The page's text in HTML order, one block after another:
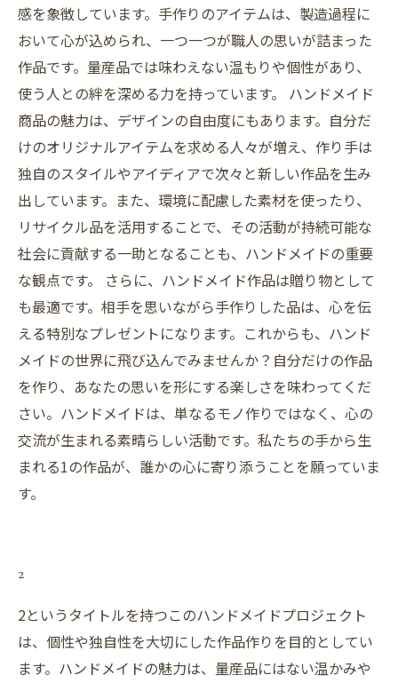
感を象徴しています。手作りのアイテムは、製造過程に
おいて心が込められ、一つ一つが職人の思いが詰まった
作品です。量産品では味わえない温もりや個性があり、
使う人との絆を深める力を持っています。 ハンドメイド
商品の魅力は、デザインの自由度にもあります。自分だ
けのオリジナルアイテムを求める人々が増え、作り手は
独自のスタイルやアイディアで次々と新しい作品を生み
出しています。また、環境に配慮した素材を使ったり、
リサイクル品を活用することで、その活動が持続可能な
社会に貢献する一助となることも、ハンドメイドの重要
な観点です。 さらに、ハンドメイド作品は贈り物として
も最適です。相手を思いながら手作りした品は、心を伝
える特別なプレゼントになります。これからも、ハンド
メイドの世界に飛び込んでみませんか？自分だけの作品
を作り、あなたの思いを形にする楽しさを味わってくだ
さい。ハンドメイドは、単なるモノ作りではなく、心の
交流が生まれる素晴らしい活動です。私たちの手から生
まれる1の作品が、誰かの心に寄り添うことを願っていま
す。
2
2というタイトルを持つこのハンドメイドプロジェクト
は、個性や独自性を大切にした作品作りを目的としてい
ます。ハンドメイドの魅力は、量産品にはない温かみや